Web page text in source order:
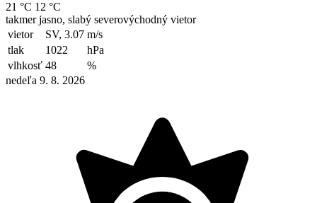
21 °C 12 °C
takmer jasno, slabý severovýchodný vietor
vietor
SV, 3.07 m/s
tlak
1022
hPa
vlhkosť 48
%
nedeľa 9. 8. 2026